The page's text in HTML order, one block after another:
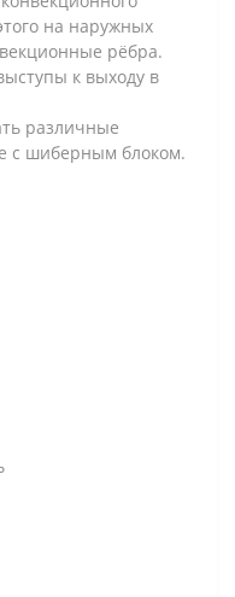
на наружных
рёбра.
к выходу в
различные
с шиберным блоком.